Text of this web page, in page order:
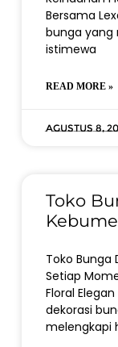
Bersama
bunga yang
istimewa
READ MORE »
Agustus 8,
Toko
Toko Bunga
Setiap
Floral
dekorasi
melengkapi